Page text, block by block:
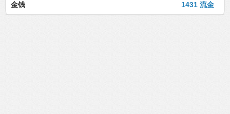
1431 流金
金钱